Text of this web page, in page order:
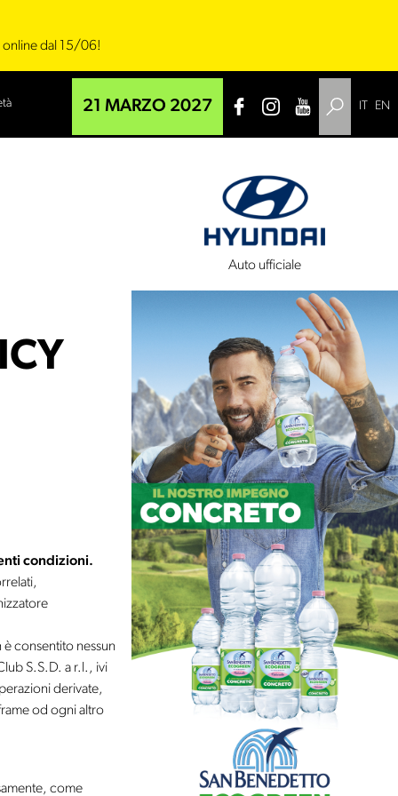
online dal 15/06!
21 MARZO 2027 EN
condizioni.
consentito nessun
S.S.D. a r.l., ivi
derivate,
od ogni altro
come
Auto ufficiale